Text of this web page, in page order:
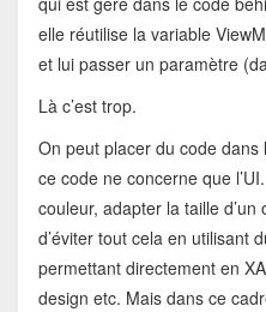
elle réutilise la variable
et lui passer un paramètre
Là c’est trop.
On peut placer du code dans
ce code ne concerne que
couleur, adapter la taille
d’éviter tout cela en utilisant
permettant directement en
design etc. Mais dans ce